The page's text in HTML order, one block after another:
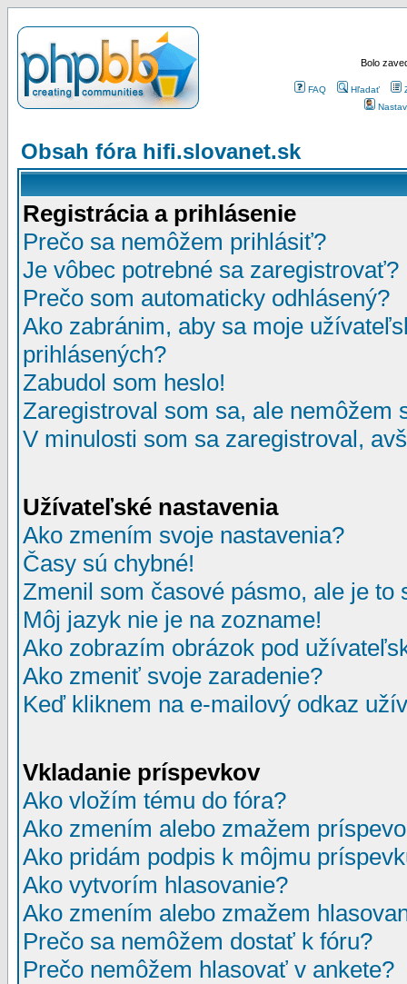
Bolo
FAQ Hľadať
Obsah fóra hifi.slovanet.sk
Registrácia a prihlásenie
Prečo sa nemôžem prihlásiť?
Je vôbec potrebné sa zaregistrovať?
Prečo som automaticky odhlásený?
Ako zabránim, aby sa moje
prihlásených?
Zabudol som heslo!
Zaregistroval som sa, ale nemôžem
V minulosti som sa zaregistroval,
Užívateľské nastavenia
Ako zmením svoje nastavenia?
Časy sú chybné!
Zmenil som časové pásmo, ale je to
Môj jazyk nie je na zozname!
Ako zobrazím obrázok pod
Ako zmeniť svoje zaradenie?
Keď kliknem na e-mailový odkaz
Vkladanie príspevkov
Ako vložím tému do fóra?
Ako zmením alebo zmažem
Ako pridám podpis k môjmu
Ako vytvorím hlasovanie?
Ako zmením alebo zmažem
Prečo sa nemôžem dostať k fóru?
Prečo nemôžem hlasovať v ankete?